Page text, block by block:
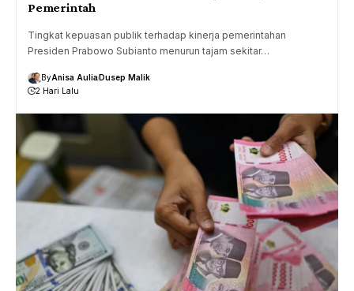
Pemerintah
Tingkat kepuasan publik terhadap kinerja pemerintahan
Presiden Prabowo Subianto menurun tajam sekitar…
ByAnisa AuliaDusep Malik
2 Hari Lalu